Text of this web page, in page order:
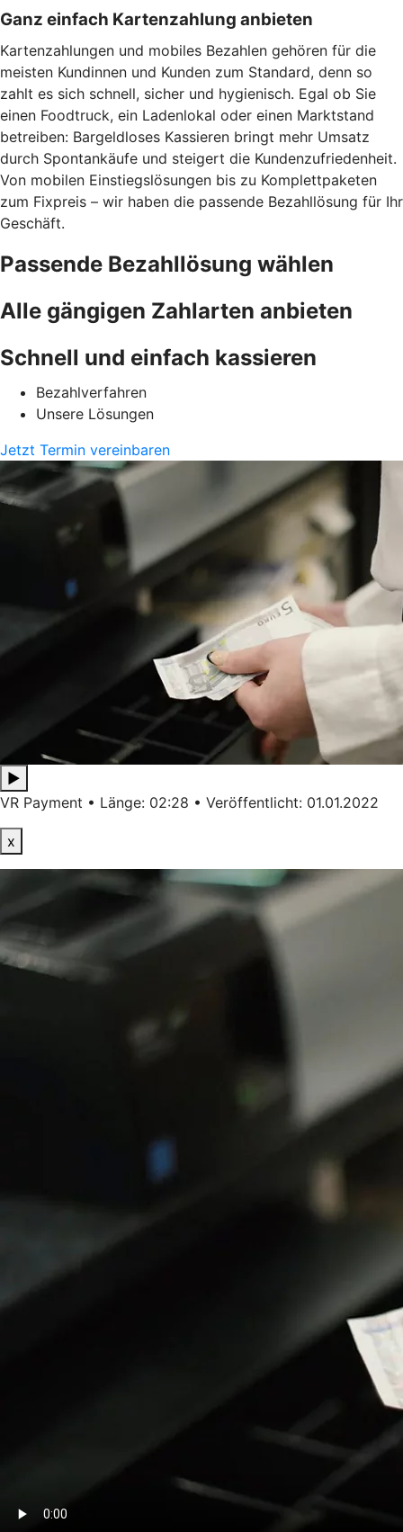
Ganz einfach Kartenzahlung anbieten
Kartenzahlungen und mobiles Bezahlen gehören für die
meisten Kundinnen und Kunden zum Standard, denn so
zahlt es sich schnell, sicher und hygienisch. Egal ob Sie
einen Foodtruck, ein Ladenlokal oder einen Marktstand
betreiben: Bargeldloses Kassieren bringt mehr Umsatz
durch Spontankäufe und steigert die Kundenzufriedenheit.
Von mobilen Einstiegslösungen bis zu Komplettpaketen
zum Fixpreis – wir haben die passende Bezahllösung für Ihr
Geschäft.
Passende Bezahllösung wählen
Alle gängigen Zahlarten anbieten
Schnell und einfach kassieren
Bezahlverfahren
Unsere Lösungen
Jetzt Termin vereinbaren
▶
VR Payment • Länge: 02:28 • Veröffentlicht: 01.01.2022
x